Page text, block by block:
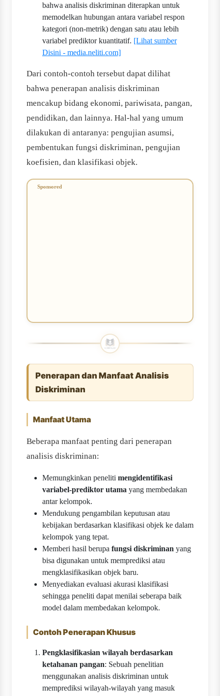
bahwa analisis diskriminan diterapkan untuk
memodelkan hubungan antara variabel respon
kategori (non-metrik) dengan satu atau lebih
variabel prediktor kuantitatif. [Lihat sumber
Disini - media.neliti.com]
Dari contoh-contoh tersebut dapat dilihat
bahwa penerapan analisis diskriminan
mencakup bidang ekonomi, pariwisata, pangan,
pendidikan, dan lainnya. Hal-hal yang umum
dilakukan di antaranya: pengujian asumsi,
pembentukan fungsi diskriminan, pengujian
koefisien, dan klasifikasi objek.
Penerapan dan Manfaat Analisis
Diskriminan
Manfaat Utama
Beberapa manfaat penting dari penerapan
analisis diskriminan:
Memungkinkan peneliti mengidentifikasi
variabel-prediktor utama yang membedakan
antar kelompok.
Mendukung pengambilan keputusan atau
kebijakan berdasarkan klasifikasi objek ke dalam
kelompok yang tepat.
Memberi hasil berupa fungsi diskriminan yang
bisa digunakan untuk memprediksi atau
mengklasifikasikan objek baru.
Menyediakan evaluasi akurasi klasifikasi
sehingga peneliti dapat menilai seberapa baik
model dalam membedakan kelompok.
Contoh Penerapan Khusus
Pengklasifikasian wilayah berdasarkan
ketahanan pangan: Sebuah penelitian
menggunakan analisis diskriminan untuk
memprediksi wilayah-wilayah yang masuk